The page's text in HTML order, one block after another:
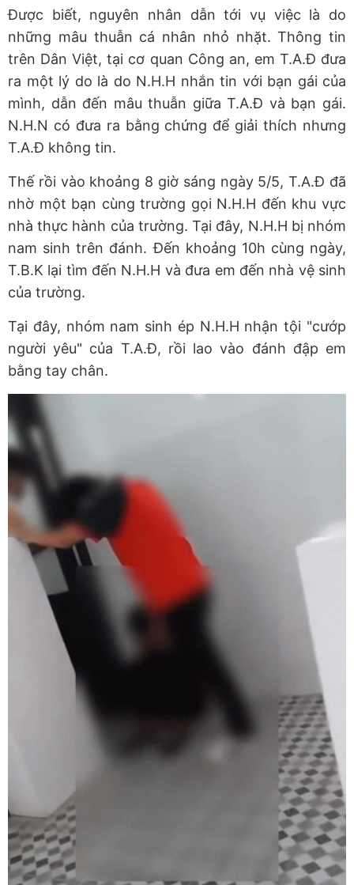
Được biết, nguyên nhân dẫn tới vụ việc là do
những mâu thuẫn cá nhân nhỏ nhặt. Thông tin
trên Dân Việt, tại cơ quan Công an, em T.A.Đ đưa
ra một lý do là do N.H.H nhắn tin với bạn gái của
mình, dẫn đến mâu thuẫn giữa T.A.Đ và bạn gái.
N.H.N có đưa ra bằng chứng để giải thích nhưng
T.A.Đ không tin.
Thế rồi vào khoảng 8 giờ sáng ngày 5/5, T.A.Đ đã
nhờ một bạn cùng trường gọi N.H.H đến khu vực
nhà thực hành của trường. Tại đây, N.H.H bị nhóm
nam sinh trên đánh. Đến khoảng 10h cùng ngày,
T.B.K lại tìm đến N.H.H và đưa em đến nhà vệ sinh
của trường.
Tại đây, nhóm nam sinh ép N.H.H nhận tội "cướp
người yêu" của T.A.Đ, rồi lao vào đánh đập em
bằng tay chân.